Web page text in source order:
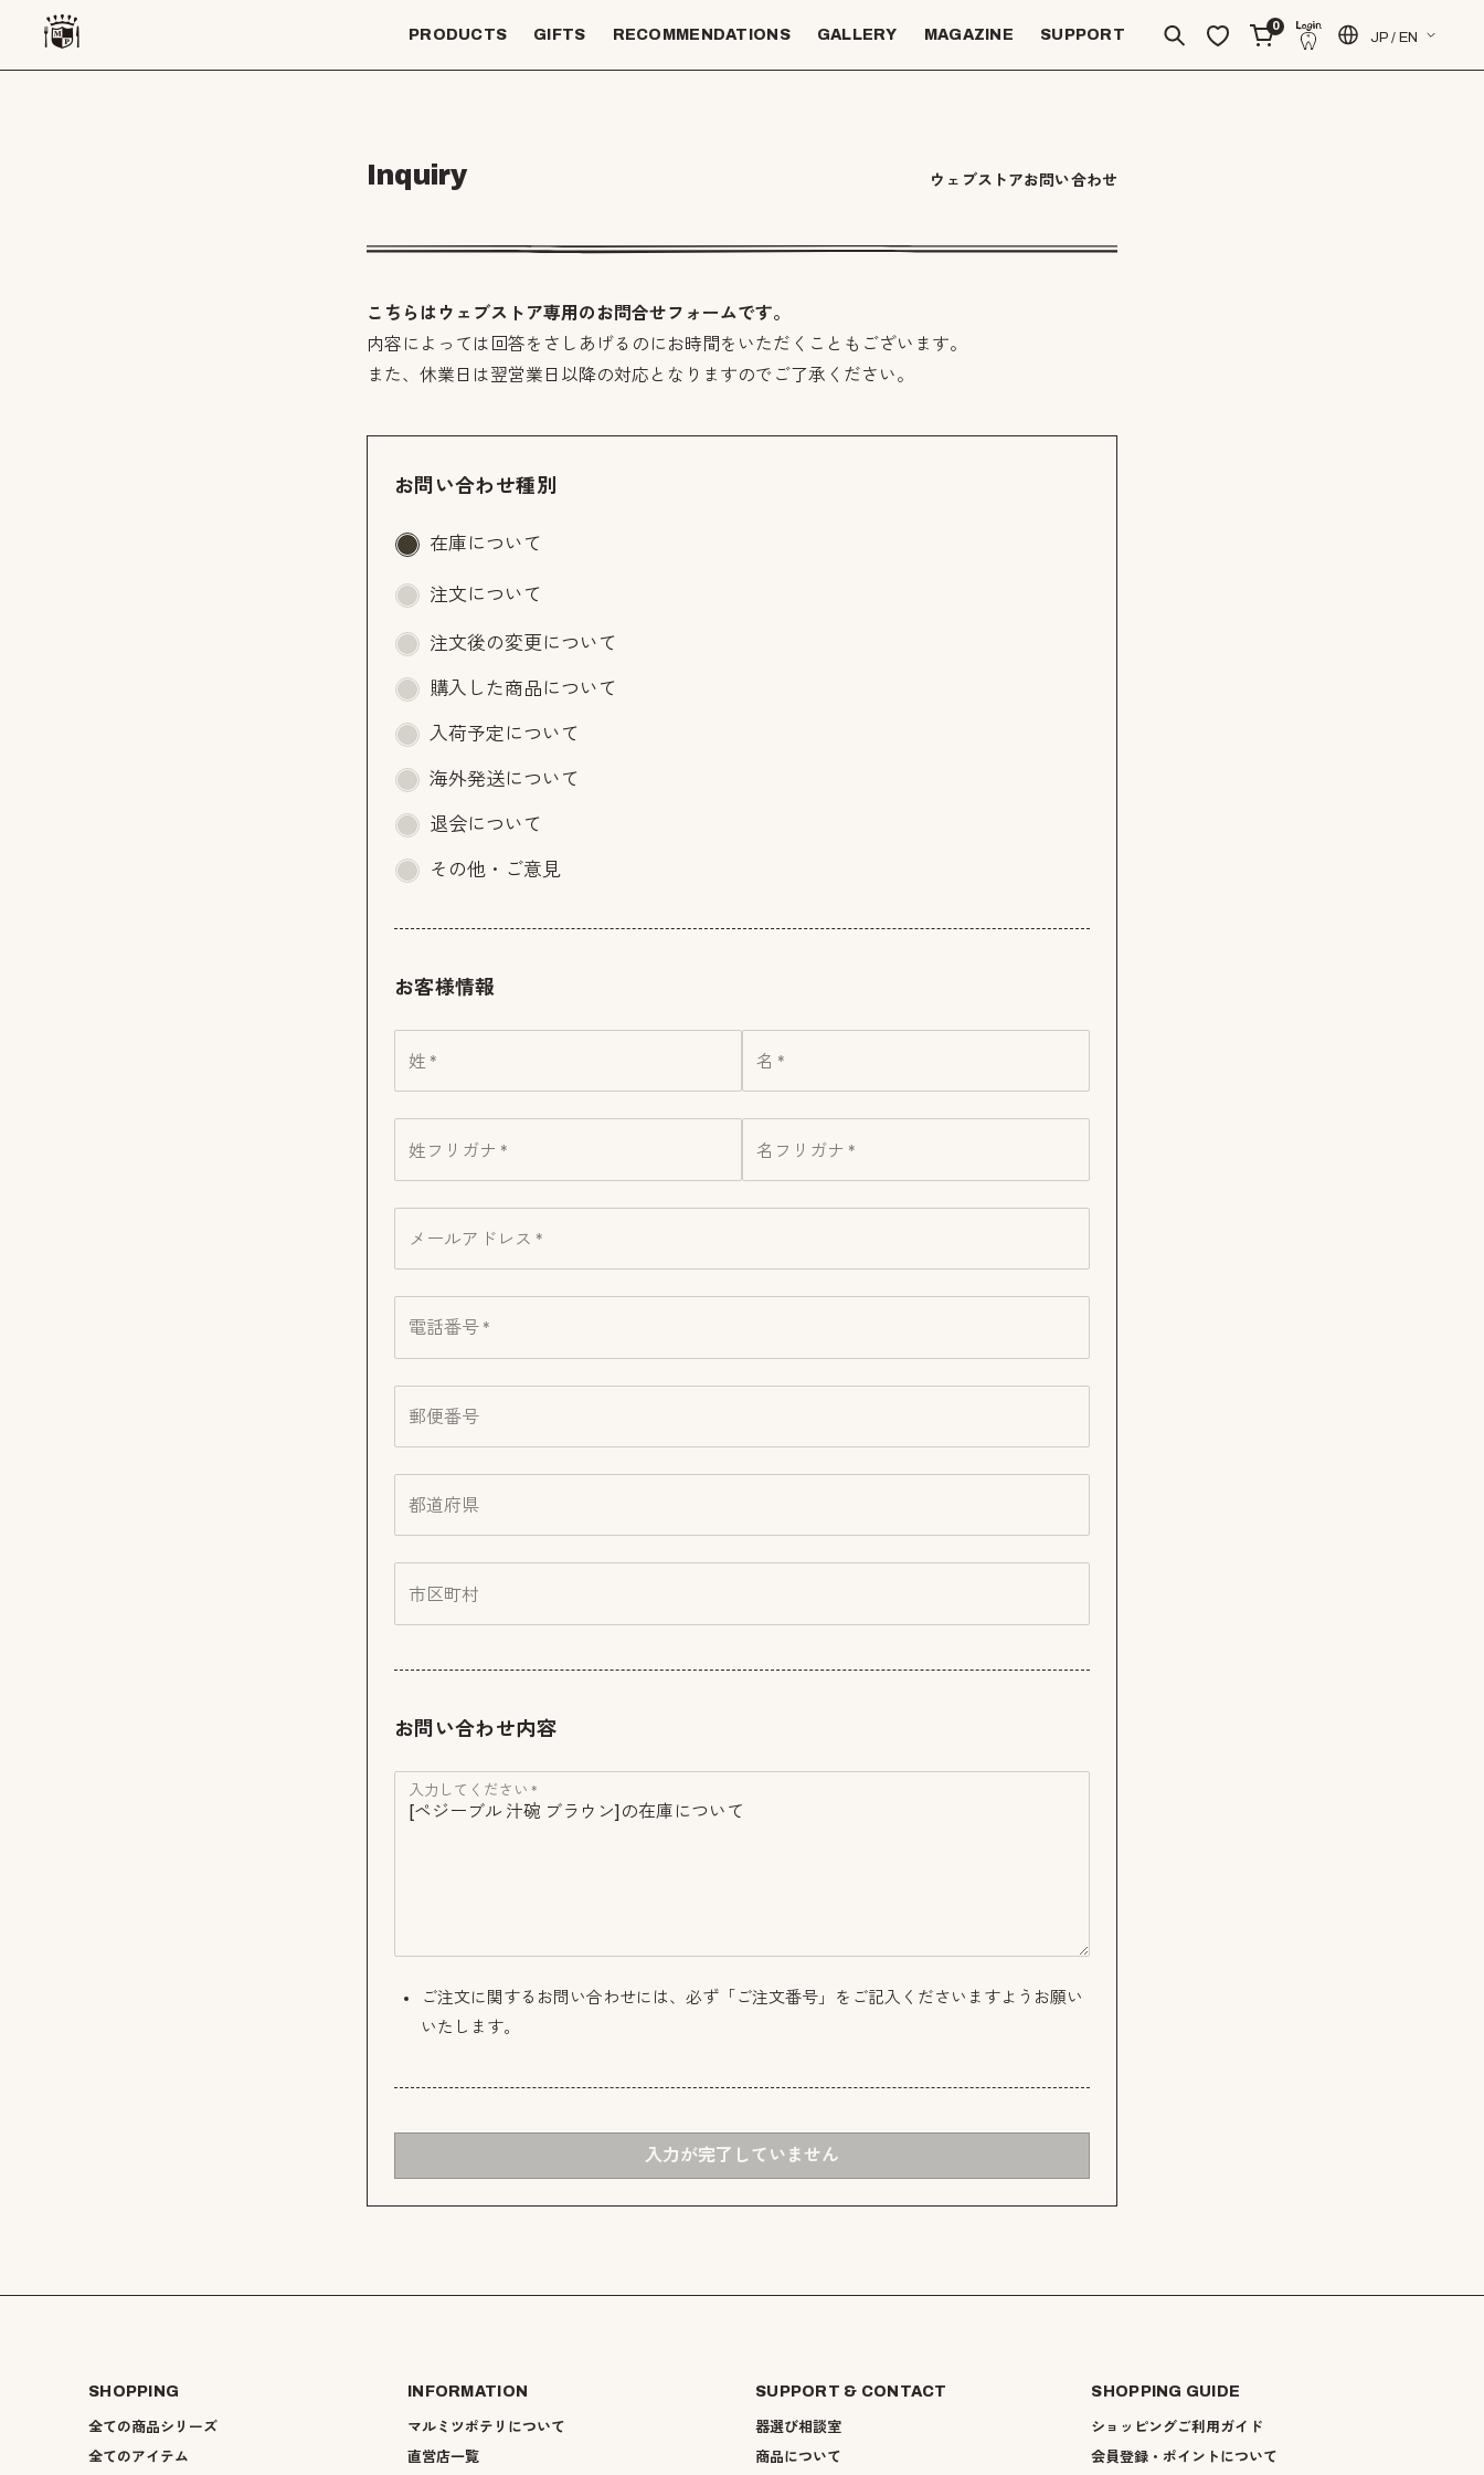
PRODUCTS GIFTS RECOMMENDATIONS GALLERY MAGAZINE SUPPORT
0
JP / EN
Inquiry ウェブストアお問い合わせ
こちらはウェブストア専用のお問合せフォームです。
内容によっては回答をさしあげるのにお時間をいただくこともございます。
また、休業日は翌営業日以降の対応となりますのでご了承ください。
お問い合わせ種別
在庫について
注文について
注文後の変更について
購入した商品について
入荷予定について
海外発送について
退会について
その他・ご意見
お客様情報
姓 * 名 *
姓フリガナ * 名フリガナ *
メールアドレス *
電話番号 *
郵便番号
都道府県
市区町村
お問い合わせ内容
入力してください *
ご注文に関するお問い合わせには、必ず「ご注文番号」をご記入くださいますようお願い
いたします。
入力が完了していません
SHOPPING
全ての商品シリーズ
全てのアイテム
INFORMATION
マルミツポテリについて
直営店一覧
SUPPORT & CONTACT
器選び相談室
商品について
SHOPPING GUIDE
ショッピングご利用ガイド
会員登録・ポイントについて